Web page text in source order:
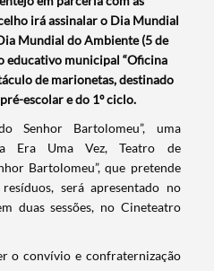
irá assinalar o Dia Mundial
Mundial do Ambiente (5 de
educativo municipal “Oficina
de marionetas, destinado
escolar e do 1º ciclo.
Senhor Bartolomeu”, uma
Era Uma Vez, Teatro de
Bartolomeu”, que pretende
será apresentado no
duas sessões, no Cineteatro
o convívio e confraternização